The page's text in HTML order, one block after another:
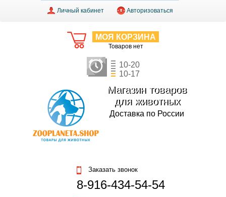
Личный кабинет Авторизоваться
МОЯ КОРЗИНА
Товаров нет
10-20
10-17
Магазин товаров
для животных
Доставка по России
Заказать звонок
8-916-434-54-54